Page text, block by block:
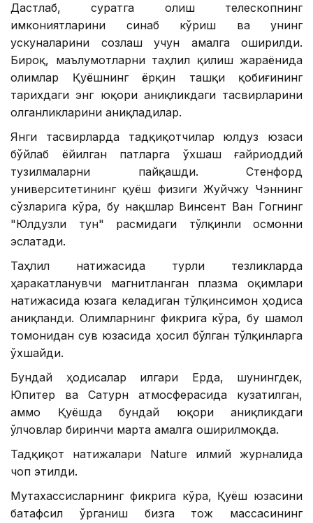
Дастлаб, суратга олиш телескопнинг
имкониятларини синаб кўриш ва унинг
ускуналарини созлаш учун амалга оширилди.
Бироқ, маълумотларни таҳлил қилиш жараёнида
олимлар Қуёшнинг ёрқин ташқи қобиғининг
тарихдаги энг юқори аниқликдаги тасвирларини
олганликларини аниқладилар.
Янги тасвирларда тадқиқотчилар юлдуз юзаси
бўйлаб ёйилган патларга ўхшаш ғайриоддий
тузилмаларни пайқашди. Стенфорд
университетининг қуёш физиги Жуйчжу Чэннинг
сўзларига кўра, бу нақшлар Винсент Ван Гогнинг
"Юлдузли тун" расмидаги тўлқинли осмонни
эслатади.
Таҳлил натижасида турли тезликларда
ҳаракатланувчи магнитланган плазма оқимлари
натижасида юзага келадиган тўлқинсимон ҳодиса
аниқланди. Олимларнинг фикрига кўра, бу шамол
томонидан сув юзасида ҳосил бўлган тўлқинларга
ўхшайди.
Бундай ҳодисалар илгари Ерда, шунингдек,
Юпитер ва Сатурн атмосферасида кузатилган,
аммо Қуёшда бундай юқори аниқликдаги
ўлчовлар биринчи марта амалга оширилмоқда.
Тадқиқот натижалари Nature илмий журналида
чоп этилди.
Мутахассисларнинг фикрига кўра, Қуёш юзасини
батафсил ўрганиш бизга тож массасининг